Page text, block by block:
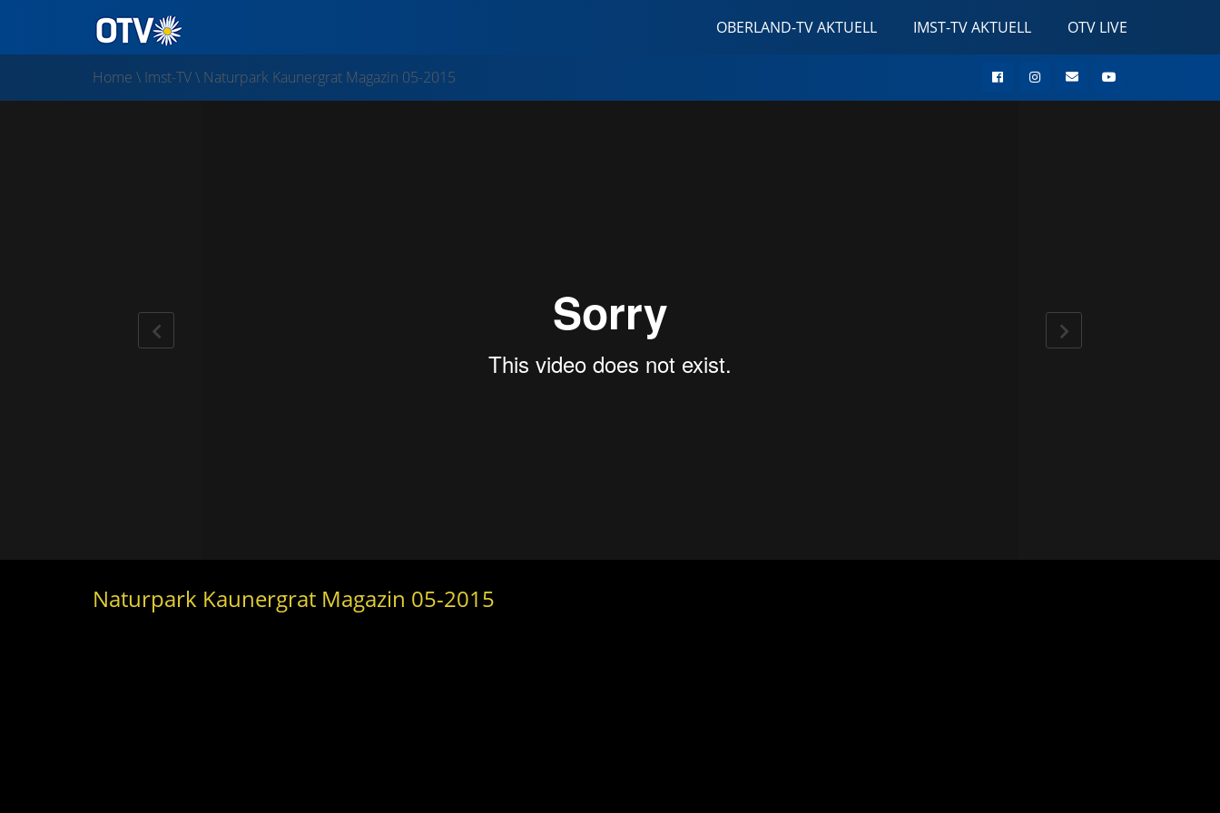
OBERLAND-TV AKTUELL IMST-TV AKTUELL OTV LIVE
Home \ Imst-TV\ Naturpark Kaunergrat Magazin 05-2015
Naturpark Kaunergrat Magazin 05-2015